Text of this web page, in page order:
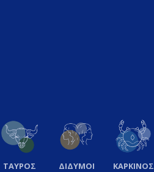
ΤΑΥΡΟΣ ΔΙΔΥΜΟΙ ΚΑΡΚΙΝΟΣ